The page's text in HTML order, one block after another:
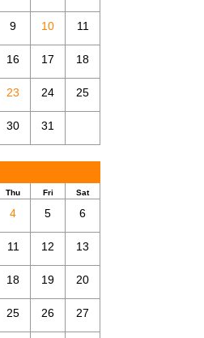
9 10 11
16 17 18
23 24 25
30 31
Thu Fri Sat
4 5 6
11 12 13
18 19 20
25 26 27